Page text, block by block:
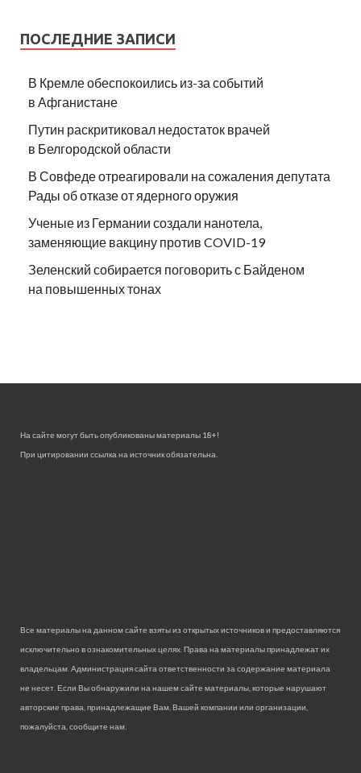
ПОСЛЕДНИЕ ЗАПИСИ
В Кремле обеспокоились из-за событий
в Афганистане
Путин раскритиковал недостаток врачей
в Белгородской области
В Совфеде отреагировали на сожаления депутата
Рады об отказе от ядерного оружия
Ученые из Германии создали нанотела,
заменяющие вакцину против COVID-19
Зеленский собирается поговорить с Байденом
на повышенных тонах
На сайте могут быть опубликованы материалы 18+!
При цитировании ссылка на источник обязательна.
Все материалы на данном сайте взяты из открытых источников и предоставляются
исключительно в ознакомительных целях. Права на материалы принадлежат их
владельцам. Администрация сайта ответственности за содержание материала
не несет. Если Вы обнаружили на нашем сайте материалы, которые нарушают
авторские права, принадлежащие Вам, Вашей компании или организации,
пожалуйста, сообщите нам.